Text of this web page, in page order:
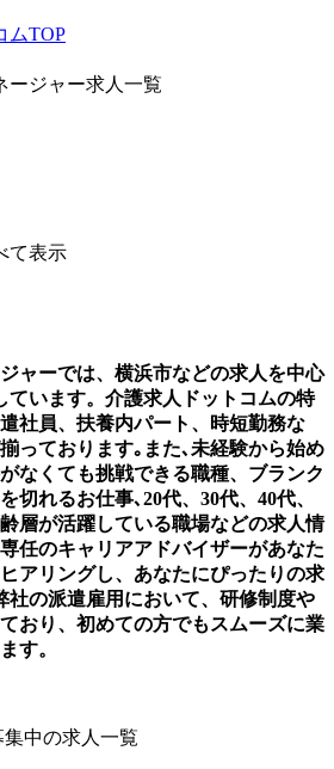
ムTOP
ージャー求人一覧
て表示
ャーでは、横浜市などの求人を中心
ています。介護求人ドットコムの特
社員、扶養内パート、時短勤務な
っております｡また､未経験から始め
なくても挑戦できる職種、ブランク
切れるお仕事､20代、30代、40代、
層が活躍している職場などの求人情
任のキャリアアドバイザーがあなた
アリングし、あなたにぴったりの求
社の派遣雇用において、研修制度や
おり、初めての方でもスムーズに業
す。
集中の求人一覧